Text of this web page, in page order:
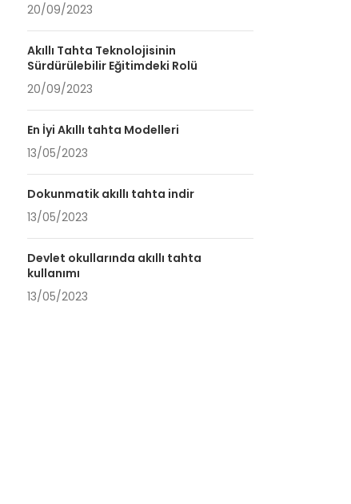
20/09/2023
Akıllı Tahta Teknolojisinin
Sürdürülebilir Eğitimdeki Rolü
20/09/2023
En İyi Akıllı tahta Modelleri
13/05/2023
Dokunmatik akıllı tahta indir
13/05/2023
Devlet okullarında akıllı tahta
kullanımı
13/05/2023